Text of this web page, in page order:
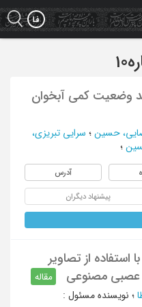
وضعیت کمی آبخوان
حسین ؛ سرایی تبریزی،
؛
آدرس
پیشنهاد دیگران
استفاده از تصاویر
عصبی مصنوعی
مقاله
؛ نویسنده مسئول :